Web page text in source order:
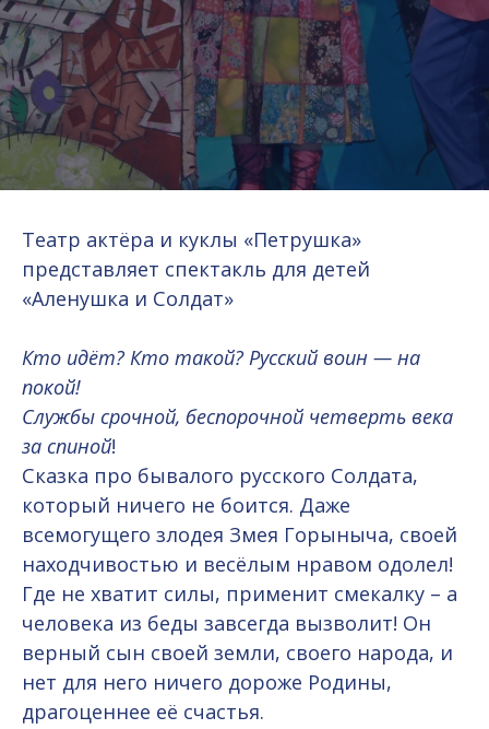
Театр актёра и куклы «Петрушка»
представляет спектакль для детей
«Аленушка и Солдат»
Кто идёт? Кто такой? Русский воин — на
покой!
Службы срочной, беспорочной четверть века
за спиной!
Сказка про бывалого русского Солдата,
который ничего не боится. Даже
всемогущего злодея Змея Горыныча, своей
находчивостью и весёлым нравом одолел!
Где не хватит силы, применит смекалку – а
человека из беды завсегда вызволит! Он
верный сын своей земли, своего народа, и
нет для него ничего дороже Родины,
драгоценнее её счастья.